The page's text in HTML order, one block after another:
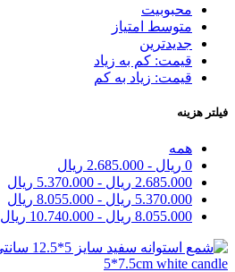
محبوبیت
متوسط امتیاز
جدیدترین
قیمت: کم به زیاد
قیمت: زیاد به کم
فیلتر هزینه
همه
0 ریال -
2.685.000 ریال
2.685.000 ریال -
5.370.000 ریال
5.370.000 ریال -
8.055.000 ریال
8.055.000 ریال -
10.740.000 ریال